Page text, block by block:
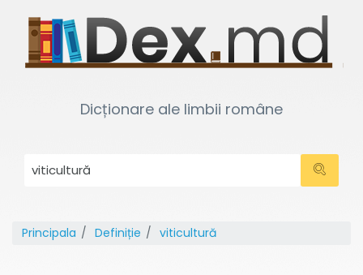
Dicționare ale limbii române
Principala Definiție viticultură